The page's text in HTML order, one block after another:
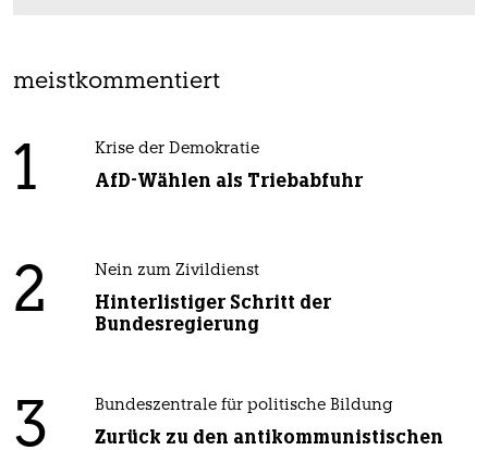
meistkommentiert
1 Krise der Demokratie
AfD-Wählen als Triebabfuhr
2 Nein zum Zivildienst
Hinterlistiger Schritt der
Bundesregierung
3 Bundeszentrale für politische Bildung
Zurück zu den antikommunistischen